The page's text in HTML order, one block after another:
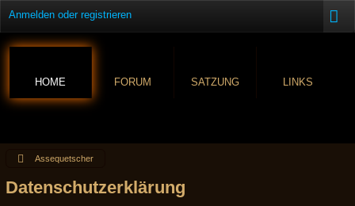
Anmelden oder registrieren
HOME FORUM SATZUNG LINKS
Assequetscher
Datenschutzerklärung